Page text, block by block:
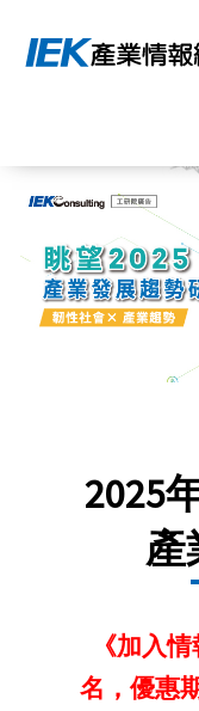
2025
產
《加入
名 ，優惠